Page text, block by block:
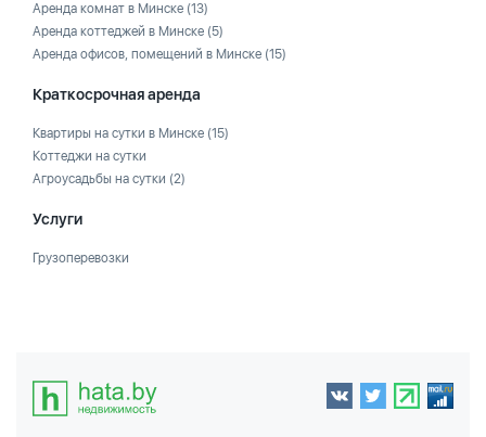
Аренда комнат в Минске (13)
Аренда коттеджей в Минске (5)
Аренда офисов, помещений в Минске (15)
Краткосрочная аренда
Квартиры на сутки в Минске (15)
Коттеджи на сутки
Агроусадьбы на сутки (2)
Услуги
Грузоперевозки